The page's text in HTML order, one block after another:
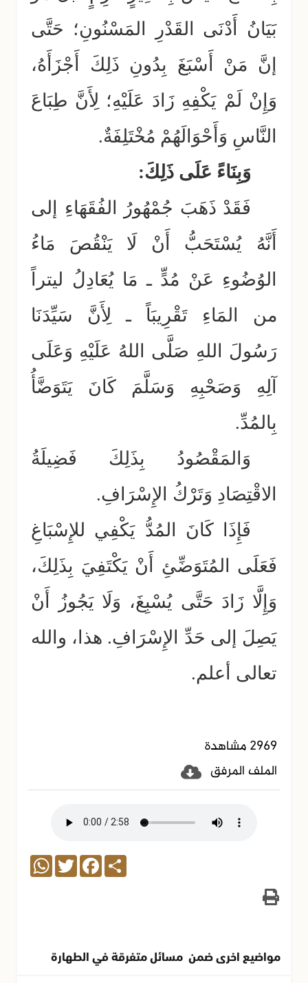
بَيَانُ أَدْنَى القَدْرِ المَسْنُونِ؛ حَتَّى
إنَّ مَنْ أَسْبَغَ بِدُونِ ذَلِكَ أَجْزَأَهُ،
وَإِنْ لَمْ يَكْفِهِ زَادَ عَلَيْهِ؛ لِأَنَّ طِبَاعَ
النَّاسِ وَأَحْوَالَهُمْ مُخْتَلِفَةٌ.
وَبِنَاءً عَلَى ذَلِكَ:
فَقَدْ ذَهَبَ جُمْهُورُ الفُقَهَاءِ إلى
أَنَّهُ يُسْتَحَبُّ أَنْ لَا يَنْقُصَ مَاءُ
الوُضُوءِ عَنْ مُدٍّ ـ مَا يُعَادِلُ ليتراً
من المَاءِ تَقْرِيبَاً ـ لِأَنَّ سَيِّدَنَا
رَسُولَ اللهِ صَلَّى اللهُ عَلَيْهِ وَعَلَى
آلِهِ وَصَحْبِهِ وَسَلَّمَ كَانَ يَتَوَضَّأُ
بِالمُدِّ.
وَالمَقْصُودُ بِذَلِكَ فَضِيلَةُ
الاقْتِصَادِ وَتَرْكُ الإِسْرَافِ.
فَإِذَا كَانَ المُدُّ يَكْفِي للإِسْبَاغِ
فَعَلَى المُتَوَضِّئِ أَنْ يَكْتَفِيَ بِذَلِكَ،
وَإِلَّا زَادَ حَتَّى يُسْبِغَ، وَلَا يَجُوزُ أَنْ
يَصِلَ إلى حَدِّ الإِسْرَافِ. هذا، والله
تعالى أعلم.
2969 مشاهدة
الملف المرفق
Share
Facebook
Twitter
WhatsApp
مواضيع اخرى ضمن مسائل متفرقة في الطهارة